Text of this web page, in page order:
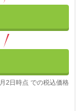
2日時点 での税込価格